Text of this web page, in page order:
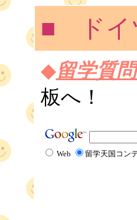
■ ドイ
◆留学質
板へ！
Web 留学天国コン